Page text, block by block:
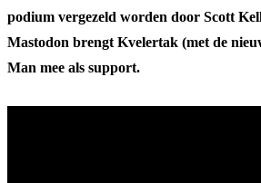
podium vergezeld worden door Scott
Mastodon brengt Kvelertak (met de
Man mee als support.